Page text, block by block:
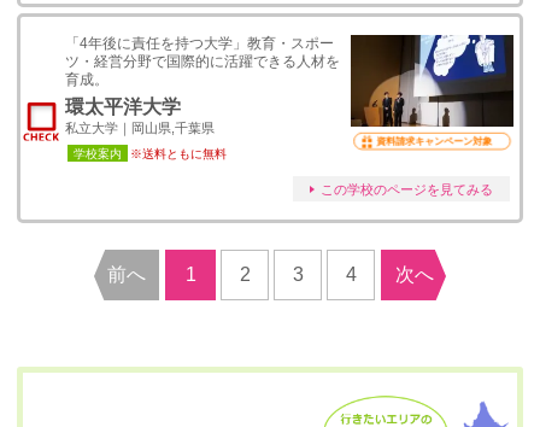
「4年後に責任を持つ大学」教育・スポー
ツ・経営分野で国際的に活躍できる人材を
育成。
環太平洋大学
私立大学｜岡山県,千葉県
学校案内 ※送料ともに無料
資料請求キャンペーン対象
この学校のページを見てみる
前へ 1 2 3 4 次へ